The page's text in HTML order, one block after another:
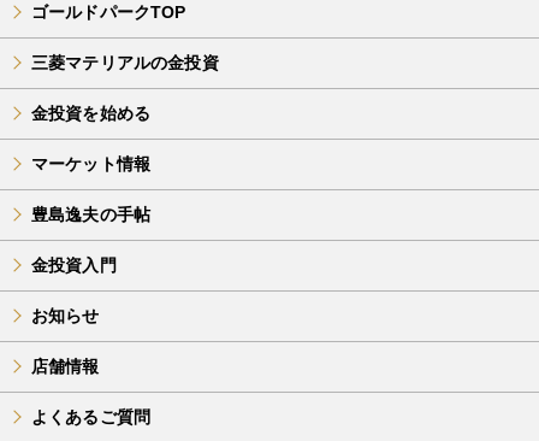
ゴールドパークTOP
三菱マテリアルの金投資
金投資を始める
マーケット情報
豊島逸夫の手帖
金投資入門
お知らせ
店舗情報
よくあるご質問